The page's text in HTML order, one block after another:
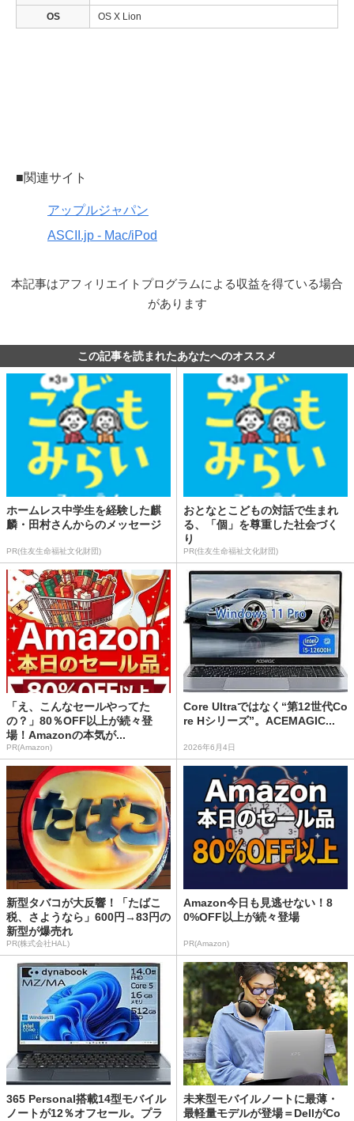
OS OS X Lion
■関連サイト
アップルジャパン
ASCII.jp - Mac/iPod
本記事はアフィリエイトプログラムによる収益を得ている場合
があります
この記事を読まれたあなたへのオススメ
ホームレス中学生を経験した麒
麟・田村さんからのメッセージ
PR(住友生命福祉文化財団)
おとなとこどもの対話で生まれ
る、「個」を尊重した社会づく
り
PR(住友生命福祉文化財団)
「え、こんなセールやってた
の？」80％OFF以上が続々登
場！Amazonの本気が...
PR(Amazon)
Core Ultraではなく“第12世代Co
re Hシリーズ”。ACEMAGIC...
2026年6月4日
新型タバコが大反響！「たばこ
税、さようなら」600円→83円の
新型が爆売れ
PR(株式会社HAL)
Amazon今日も見逃せない！8
0%OFF以上が続々登場
PR(Amazon)
365 Personal搭載14型モバイル
ノートが12％オフセール。プラ
未来型モバイルノートに最薄・
最軽量モデルが登場＝DellがCo